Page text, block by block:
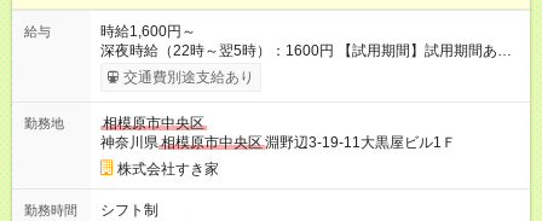
給与
時給1,600円～
深夜時給（22時～翌5時）：1600円 【試用期間】試用期間あり
試用期間の長さ：1ヶ月 雇用形態、給与は本採用時と同じです。
試用期間の実態は30日（※条件変更なし）ですが、切り上げで
同時給）
交通費別途支給あり
勤務地
相模原市中央区
神奈川県相模原市中央区淵野辺3-19-11大黒屋ビル1Ｆ
株式会社すき家
勤務時間
シフト制